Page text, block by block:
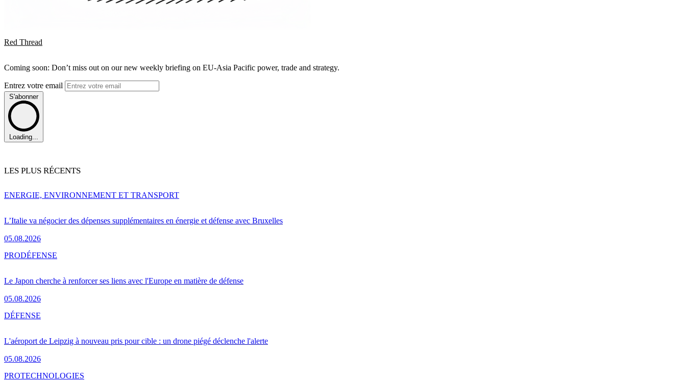
Red Thread
Coming soon: Don’t miss out on our new weekly briefing on EU-Asia Pacific power, trade and strategy.
Entrez votre email
S'abonner
Loading...
LES PLUS RÉCENTS
L’Italie va négocier des dépenses supplémentaires en énergie et défense avec Bruxelles
05.08.2026
ENERGIE, ENVIRONNEMENT ET TRANSPORT
Le Japon cherche à renforcer ses liens avec l'Europe en matière de défense
05.08.2026
PRODÉFENSE
L'aéroport de Leipzig à nouveau pris pour cible : un drone piégé déclenche l'alerte
05.08.2026
DÉFENSE
PROTECHNOLOGIES